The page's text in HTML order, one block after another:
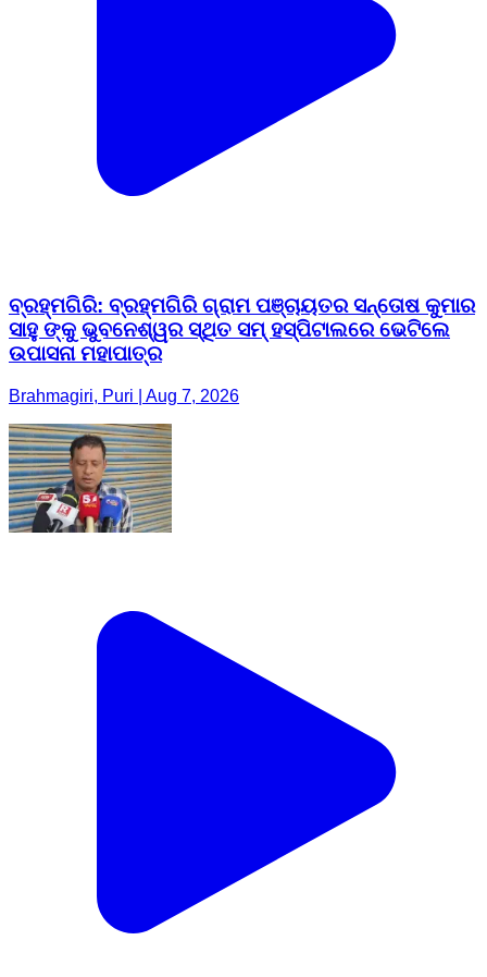
ବ୍ରହ୍ମଗିରି: ବ୍ରହ୍ମଗିରି ଗ୍ରାମ ପଞ୍ଚାୟତର ସନ୍ତୋଷ କୁମାର
ସାହୁ ଙ୍କୁ ଭୁବନେଶ୍ୱର ସ୍ଥିତ ସମ୍ ହସ୍ପିଟାଲରେ ଭେଟିଲେ
ଉପାସନା ମହାପାତ୍ର
Brahmagiri, Puri | Aug 7, 2026